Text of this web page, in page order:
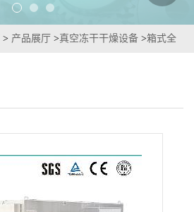
> 产品展厅 >真空冻干干燥设备 >箱式全